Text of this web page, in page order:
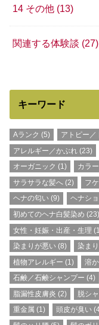
14 その他 (13)
関連する体験談 (27)
キーワード
Aランク (5) アトピー／
アレルギー／かぶれ (23)
オーガニック (1) カラ
サラサラな髪へ (2) フケ
ヘナの匂い (9) ヘナシ
初めてのヘナ白髪染め (23)
女性・妊娠・出産・生理
染まりが悪い (8) 染ま
植物アレルギー (1) 溶
石鹸／石鹸シャンプー (4)
脂漏性皮膚炎 (2) 脱シ
重金属 (1) 頭皮が臭い